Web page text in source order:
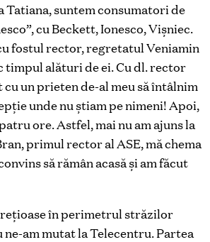
Tatiana, suntem consumatori de
cu Beckett, Ionesco, Vișniec.
fostul rector, regretatul Veniamin
timpul alături de ei. Cu dl. rector
un prieten de-al meu să întâlnim
unde nu ştiam pe nimeni! Apoi,
ore. Astfel, mai nu am ajuns la
primul rector al ASE, mă chema
să rămân acasă şi am făcut
în perimetrul străzilor
am mutat la Telecentru. Partea